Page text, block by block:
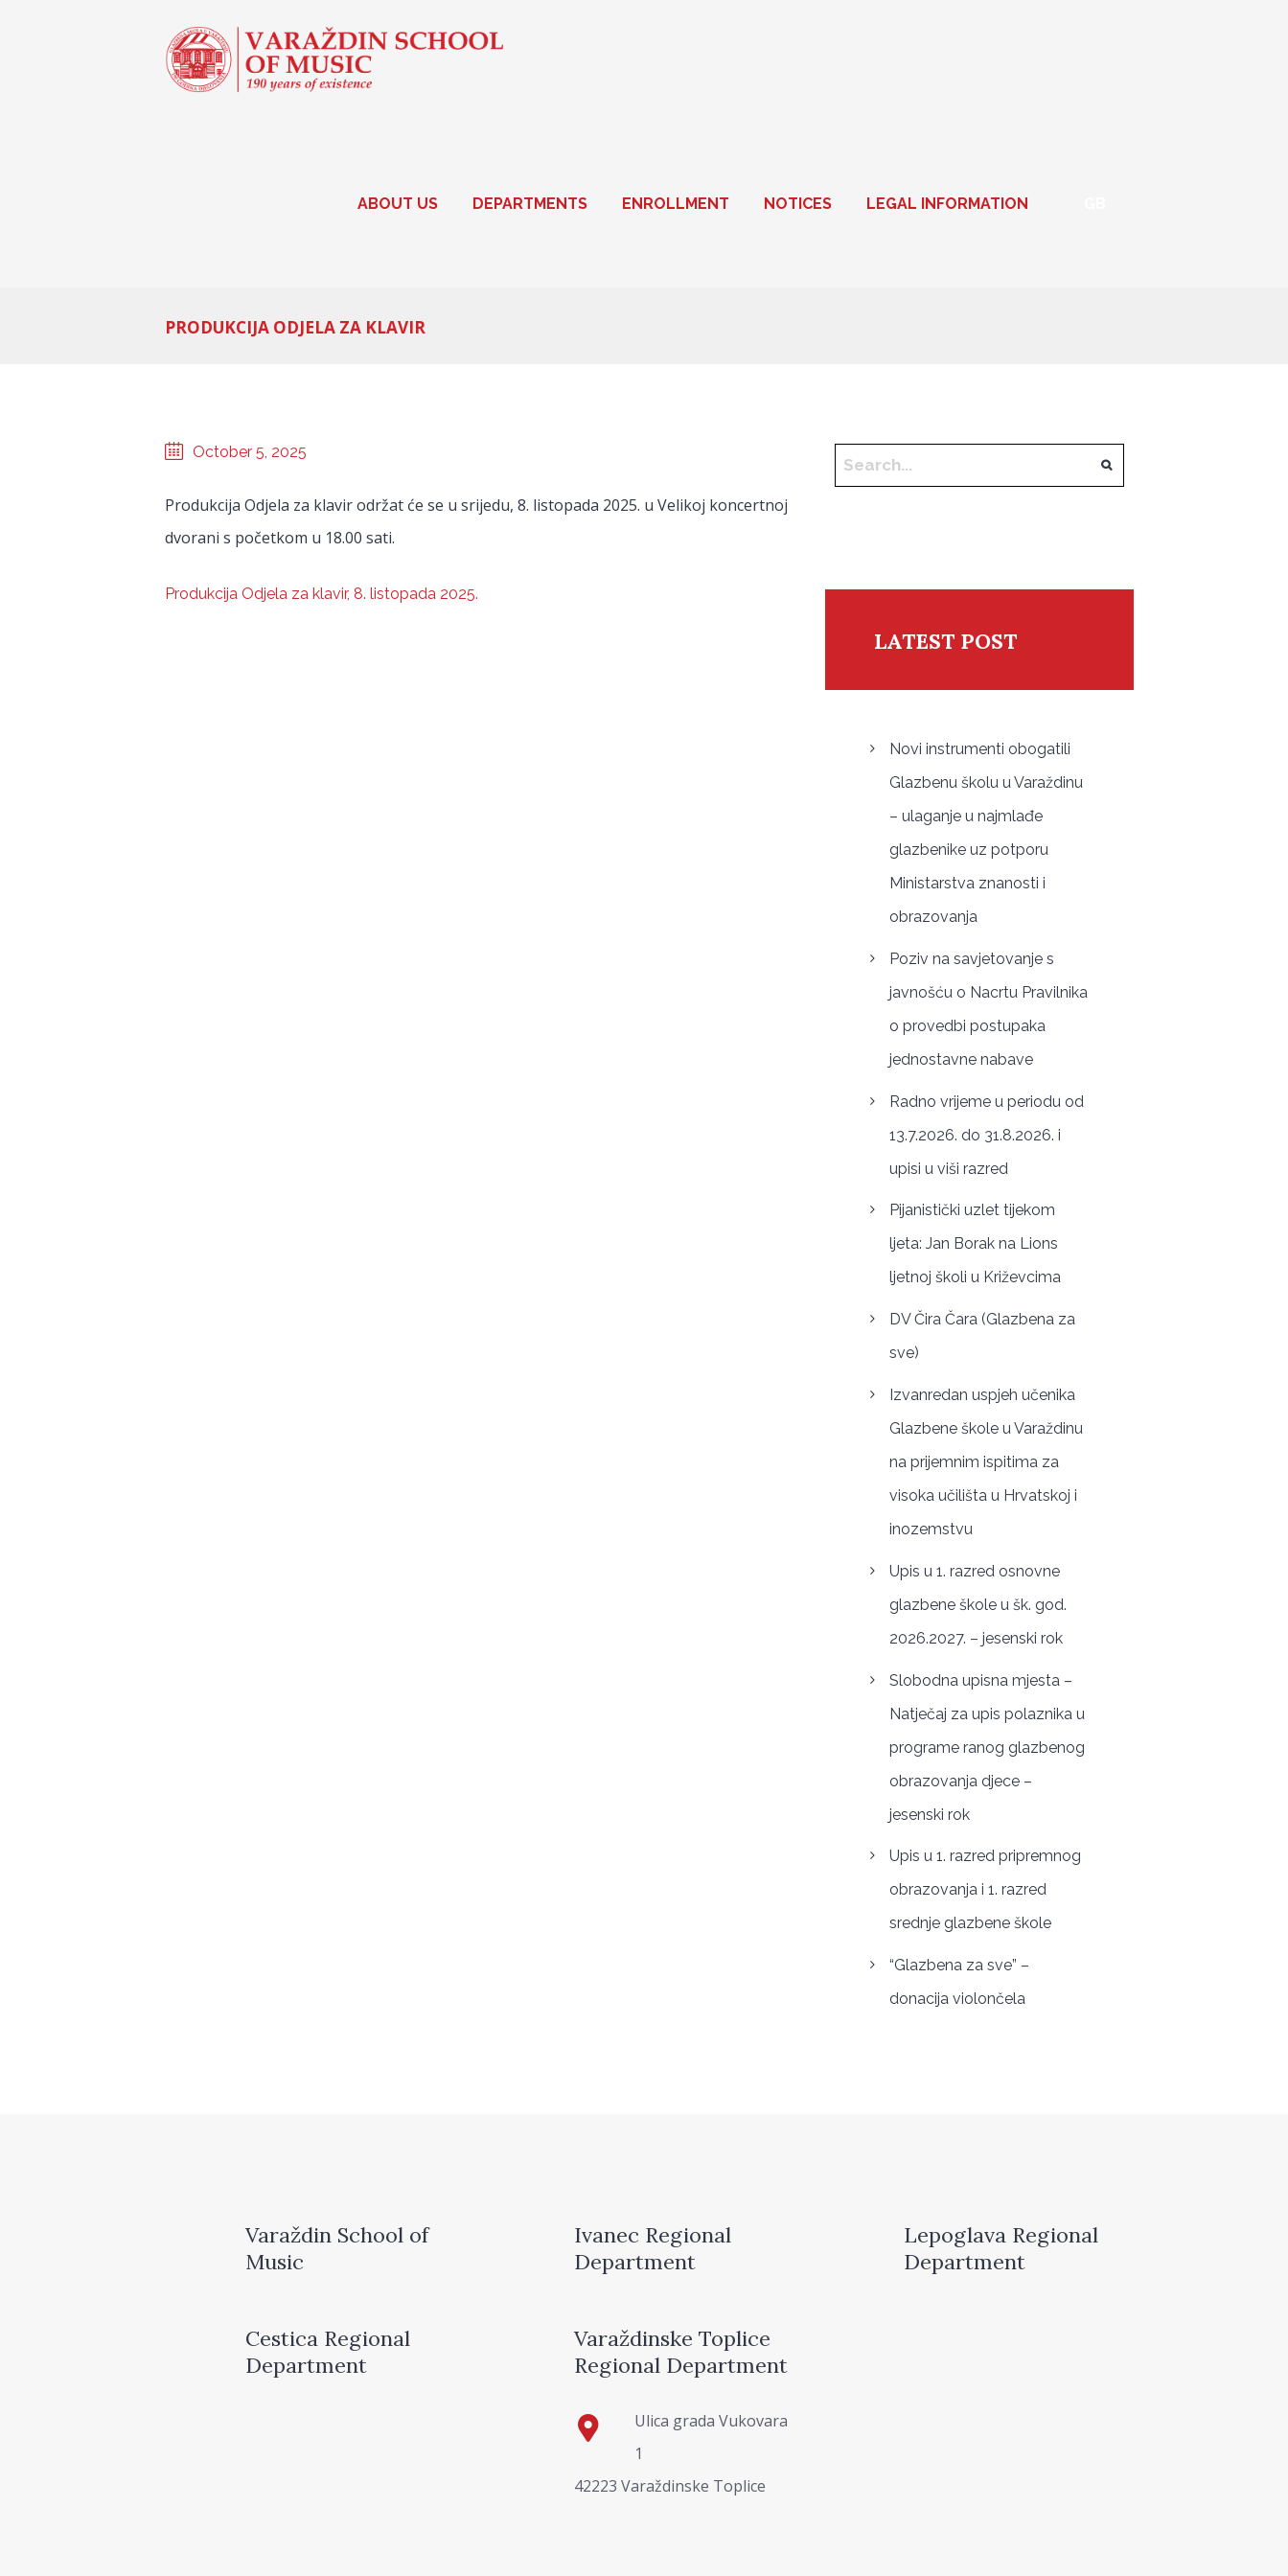
ABOUT US DEPARTMENTS ENROLLMENT NOTICES LEGAL INFORMATION
PRODUKCIJA ODJELA ZA KLAVIR
October 5, 2025
Produkcija Odjela za klavir održat će se u srijedu, 8. listopada 2025. u Velikoj koncertnoj
dvorani s početkom u 18.00 sati.
Produkcija Odjela za klavir, 8. listopada 2025.
LATEST POST
Novi instrumenti obogatili
Glazbenu školu u Varaždinu
– ulaganje u najmlađe
glazbenike uz potporu
Ministarstva znanosti i
obrazovanja
Poziv na savjetovanje s
javnošću o Nacrtu Pravilnika
o provedbi postupaka
jednostavne nabave
Radno vrijeme u periodu od
13.7.2026. do 31.8.2026. i
upisi u viši razred
Pijanistički uzlet tijekom
ljeta: Jan Borak na Lions
ljetnoj školi u Križevcima
DV Čira Čara (Glazbena za
sve)
Izvanredan uspjeh učenika
Glazbene škole u Varaždinu
na prijemnim ispitima za
visoka učilišta u Hrvatskoj i
inozemstvu
Upis u 1. razred osnovne
glazbene škole u šk. god.
2026.2027. – jesenski rok
Slobodna upisna mjesta –
Natječaj za upis polaznika u
programe ranog glazbenog
obrazovanja djece –
jesenski rok
Upis u 1. razred pripremnog
obrazovanja i 1. razred
srednje glazbene škole
“Glazbena za sve” –
donacija violončela
Varaždin School of
Music
Ivanec Regional
Department
Lepoglava Regional
Department
Cestica Regional
Department
Varaždinske Toplice
Regional Department
Ulica grada Vukovara
1
42223 Varaždinske Toplice